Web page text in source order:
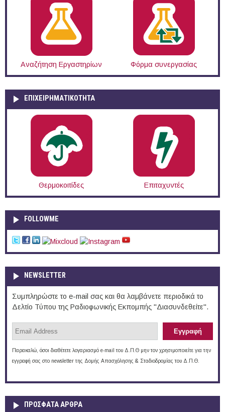
Αναζήτηση Εργαστηρίων Φόρμα συνεργασίας
ΕΠΙΧΕΙΡΗΜΑΤΙΚΟΤΗΤΑ
Θερμοκοιτίδες Επιταχυντές
FOLLOWME
NEWSLETTER
Συμπληρώστε το e-mail σας και θα λαμβάνετε περιοδικά το
Δελτίο Τύπου της Ραδιοφωνικής Εκπομπής "Διασυνδεθείτε".
Παρακαλώ, όσοι διαθέτετε λογαριασμό e-mail του Δ.Π.Θ μην τον χρησιμοποιείτε για την
εγγραφή σας στο newsletter της Δομής Απασχόλησης & Σταδιοδρομίας του Δ.Π.Θ.
ΠΡOΣΦΑΤΑ AΡΘΡΑ